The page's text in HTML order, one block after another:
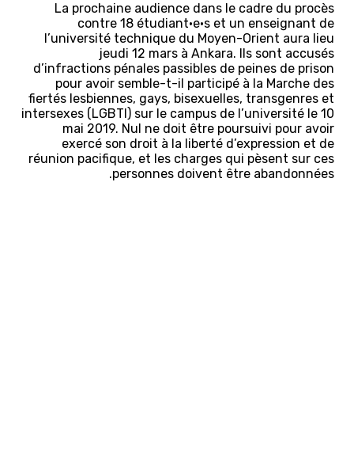
La prochaine audience dans le cadre du procès
contre 18 étudiant·e·s et un enseignant de
l’université technique du Moyen-Orient aura lieu
jeudi 12 mars à Ankara. Ils sont accusés
d’infractions pénales passibles de peines de prison
pour avoir semble-t-il participé à la Marche des
fiertés lesbiennes, gays, bisexuelles, transgenres et
intersexes (LGBTI) sur le campus de l’université le 10
mai 2019. Nul ne doit être poursuivi pour avoir
exercé son droit à la liberté d’expression et de
réunion pacifique, et les charges qui pèsent sur ces
personnes doivent être abandonnées.